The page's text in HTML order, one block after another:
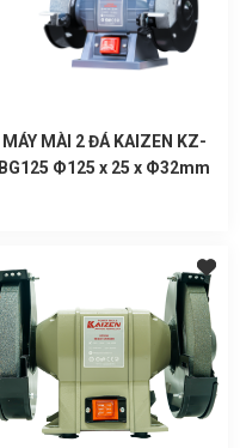
MÁY MÀI 2 ĐÁ KAIZEN KZ-
BG125 Ф125 x 25 x Ф32mm